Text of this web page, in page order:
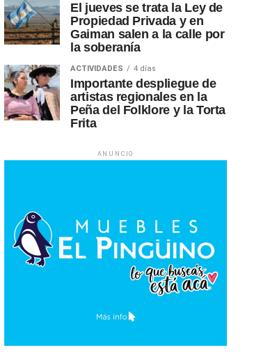
El jueves se trata la Ley de
Propiedad Privada y en
Gaiman salen a la calle por
la soberanía
ACTIVIDADES 4 días
Importante despliegue de
artistas regionales en la
Peña del Folklore y la Torta
Frita
ANUNCIO